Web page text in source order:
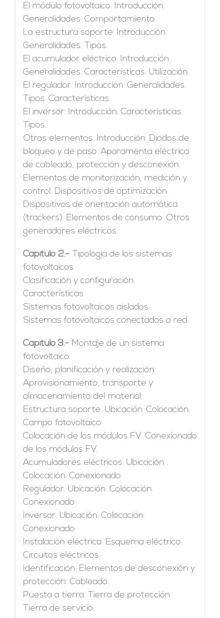
El módulo fotovoltaico. Introducción.
Generalidades. Comportamiento
La estructura soporte. Introducción.
Generalidades. Tipos.
El acumulador eléctrico. Introducción.
Generalidades. Características. Utilización.
El regulador. Introducción. Generalidades.
Tipos. Características.
El inversor. Introducción. Características.
Tipos.
Otros elementos. Introducción. Diodos de
bloqueo y de paso. Aparamenta eléctrica
de cableado, protección y desconexión.
Elementos de monitorización, medición y
control. Dispositivos de optimización.
Dispositivos de orientación automática
(trackers). Elementos de consumo. Otros
generadores eléctricos.
Capítulo 2.- Tipología de los sistemas
fotovoltaicos.
Clasificación y configuración.
Características.
Sistemas fotovoltaicos aislados.
Sistemas fotovoltaicos conectados a red.
Capítulo 3.- Montaje de un sistema
fotovoltaico.
Diseño, planificación y realización.
Aprovisionamiento, transporte y
almacenamiento del material.
Estructura soporte. Ubicación. Colocación.
Campo fotovoltaico.
Colocación de los módulos FV. Conexionado
de los módulos FV.
Acumuladores eléctricos. Ubicación .
Colocación. Conexionado.
Regulador. Ubicación. Colocación.
Conexionado.
Inversor. Ubicación. Colocación.
Conexionado.
Instalación eléctrica. Esquema eléctrico.
Circuitos eléctricos.
Identificación. Elementos de desconexión y
protección. Cableado.
Puesta a tierra. Tierra de protección.
Tierra de servicio.